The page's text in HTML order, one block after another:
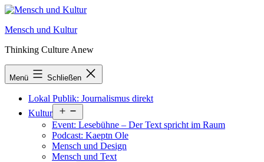
Zum
springen
Mensch und Kultur
Thinking Culture Anew
Menü Schließen
Lokal Publik: Journalismus direkt
Kultur
öffnen
Event: Lesebühne – Der Text spricht im Raum
Podcast: Kaeptn Ole
Mensch und Design
Mensch und Text